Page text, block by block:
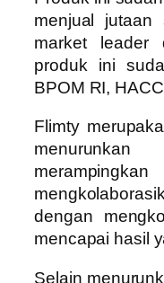
menjual
market leader
produk ini
BPOM RI,
Flimty
dengan
mencapai hasil
Selain